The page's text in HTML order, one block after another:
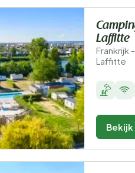
Laffitte
Frankrijk
Laffitte